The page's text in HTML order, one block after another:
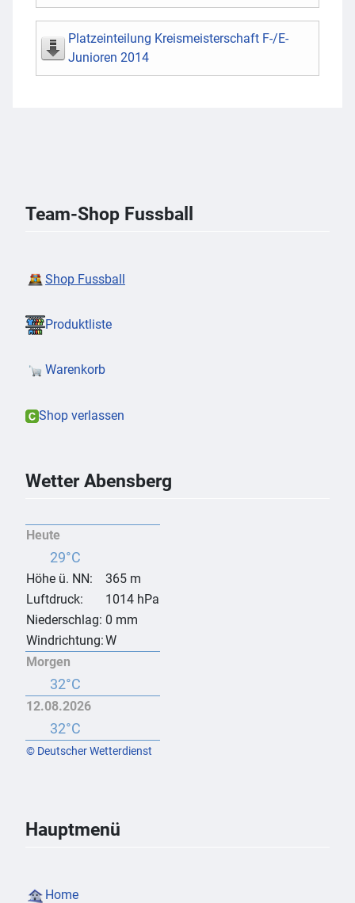
Hauptmenü
Home
Platzeinteilung Kreismeisterschaft F-/E-
Junioren 2014
Team-Shop Fussball
Shop Fussball
Produktliste
Warenkorb
Shop verlassen
Wetter Abensberg
Heute
29°C
Höhe ü. NN:
365 m
Luftdruck:
1014 hPa
Niederschlag: 0 mm
Windrichtung:W
Morgen
32°C
12.08.2026
32°C
© Deutscher Wetterdienst